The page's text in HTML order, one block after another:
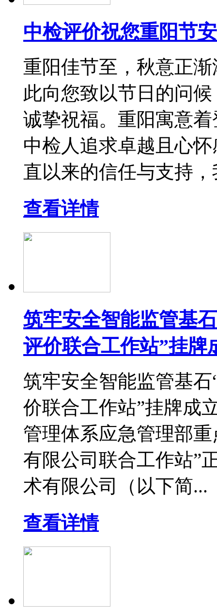
中检评价祝您重阳节
重阳佳节至，秋意正
此向您致以节日的问
诚挚祝福。重阳寓意
中检人追求卓越且心
直以来的信任与支持，
查看详情
筑牢安全智能监管基
评价联合工作站”挂牌
筑牢安全智能监管基
价联合工作站”挂牌成
管理体系应急管理部
有限公司联合工作站”
术有限公司（以下简...
查看详情